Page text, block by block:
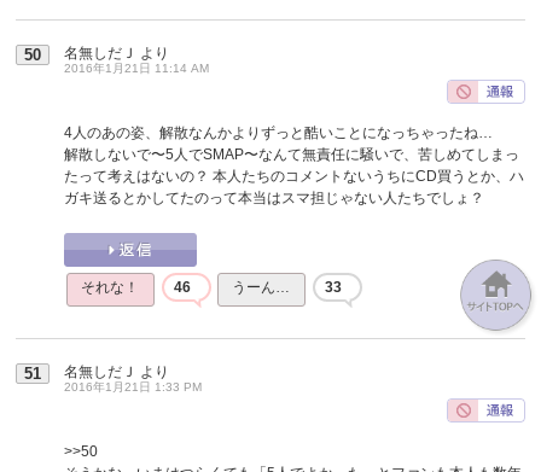
50 名無しだＪ より
2016年1月21日 11:14 AM
4人のあの姿、解散なんかよりずっと酷いことになっちゃったね…
解散しないで〜5人でSMAP〜なんて無責任に騒いで、苦しめてしまっ
たって考えはないの？ 本人たちのコメントないうちにCD買うとか、ハ
ガキ送るとかしてたのって本当はスマ担じゃない人たちでしょ？
それな！ 46 うーん… 33
51 名無しだＪ より
2016年1月21日 1:33 PM
>>50